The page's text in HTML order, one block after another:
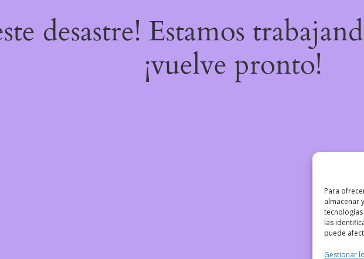
Para
almacenar
las
puede
Gestionar
desastre! Estamos
¡vuelve pronto!